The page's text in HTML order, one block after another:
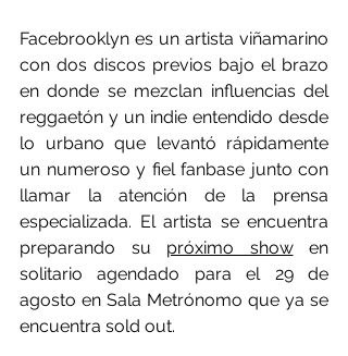
Facebrooklyn es un artista viñamarino
con dos discos previos bajo el brazo
en donde se mezclan influencias del
reggaetón y un indie entendido desde
lo urbano que levantó rápidamente
un numeroso y fiel fanbase junto con
llamar la atención de la prensa
especializada. El artista se encuentra
preparando su próximo show en
solitario agendado para el 29 de
agosto en Sala Metrónomo que ya se
encuentra sold out.